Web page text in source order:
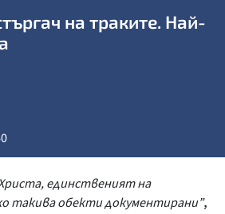
на траките. Най-
единственият на
такива обекти документирани”,